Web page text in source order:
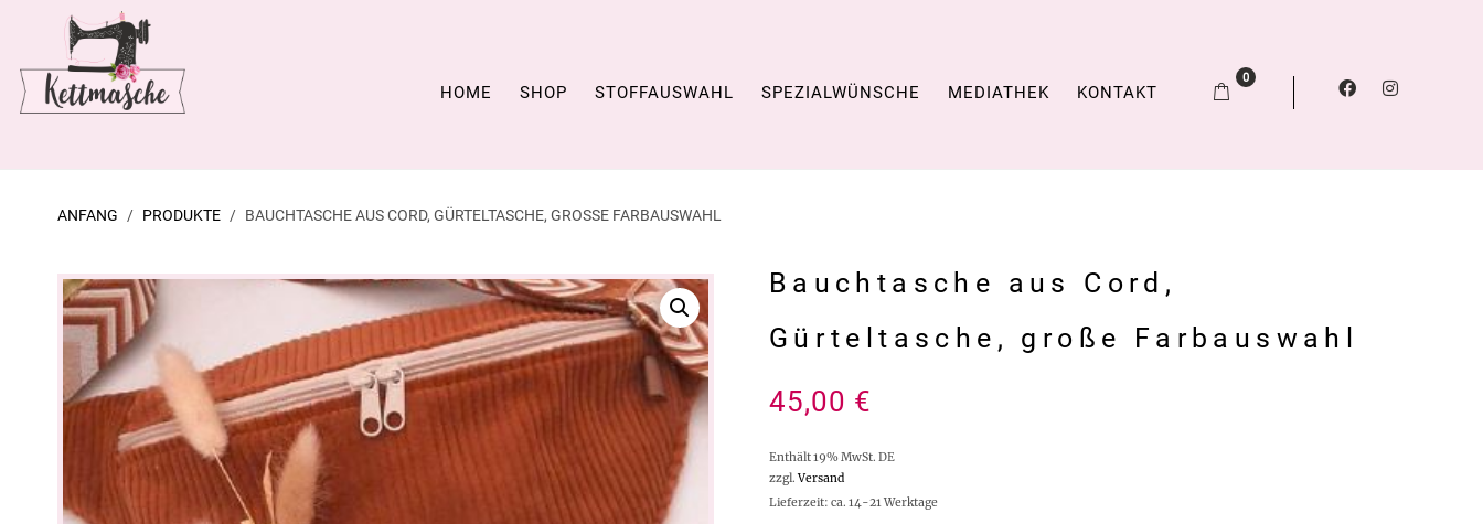
HOME SHOP STOFFAUSWAHL SPEZIALWÜNSCHE MEDIATHEK KONTAKT
0
ANFANG PRODUKTE BAUCHTASCHE AUS CORD, GÜRTELTASCHE, GROSSE FARBAUSWAHL
Bauchtasche aus Cord,
Gürteltasche, große Farbauswahl
45,00 €
Enthält 19% MwSt. DE
zzgl.Versand
Lieferzeit: ca. 14-21 Werktage